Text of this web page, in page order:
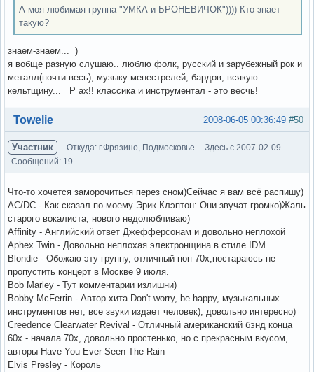
А моя любимая группа "УМКА и БРОНЕВИЧОК")))) Кто знает
такую?
знаем-знаем...=)
я вобще разную слушаю.. люблю фолк, русский и зарубежный рок и
металл(почти весь), музыку менестрелей, бардов, всякую
кельтщину... =P ах!! классика и инструментал - это весчь!
Вне форума #50
2008-06-05 00:36:49
Towelie
Участник Откуда: г.Фрязино, Подмосковье
Здесь с 2007-02-09
Сообщений: 19
Что-то хочется заморочиться перез сном)Сейчас я вам всё распишу)
AC/DC - Как сказал по-моему Эрик Клэптон: Они звучат громко)Жаль
старого вокалиста, нового недолюбливаю)
Affinity - Английский ответ Джефферсонам и довольно неплохой
Aphex Twin - Довольно неплохая электронщина в стиле IDM
Blondie - Обожаю эту группу, отличный поп 70х,постараюсь не
пропустить концерт в Москве 9 июля.
Bob Marley - Тут комментарии излишни)
Bobby McFerrin - Автор хита Don't worry, be happy, музыкальных
инструментов нет, все звуки издает человек), довольно интересно)
Creedence Clearwater Revival - Отличный американский бэнд конца
60х - начала 70х, довольно простенько, но с прекрасным вкусом,
авторы Have You Ever Seen The Rain
Elvis Presley - Король